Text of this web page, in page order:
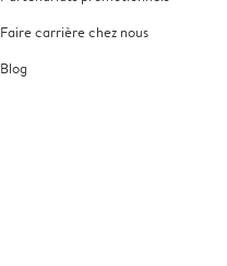
Faire carrière chez nous
Blog